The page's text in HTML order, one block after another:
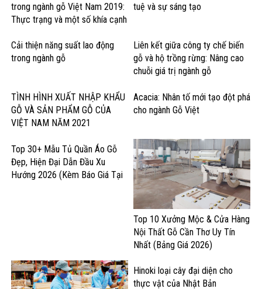
trong ngành gỗ Việt Nam 2019:
Thực trạng và một số khía cạnh
tuệ và sự sáng tạo
Cải thiện năng suất lao động
trong ngành gỗ
Liên kết giữa công ty chế biến
gỗ và hộ trồng rừng: Nâng cao
chuỗi giá trị ngành gỗ
TÌNH HÌNH XUẤT NHẬP KHẨU
GỖ VÀ SẢN PHẨM GỖ CỦA
VIỆT NAM NĂM 2021
Acacia: Nhân tố mới tạo đột phá
cho ngành Gỗ Việt
Top 30+ Mẫu Tủ Quần Áo Gỗ
Đẹp, Hiện Đại Dẫn Đầu Xu
Hướng 2026 (Kèm Báo Giá Tại
Top 10 Xưởng Mộc & Cửa Hàng
Nội Thất Gỗ Cần Thơ Uy Tín
Nhất (Bảng Giá 2026)
Hinoki loại cây đại diện cho
thực vật của Nhật Bản